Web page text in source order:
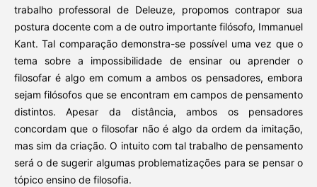
trabalho professoral de Deleuze, propomos contrapor sua
postura docente com a de outro importante filósofo, Immanuel
Kant. Tal comparação demonstra-se possível uma vez que o
tema sobre a impossibilidade de ensinar ou aprender o
filosofar é algo em comum a ambos os pensadores, embora
sejam filósofos que se encontram em campos de pensamento
distintos. Apesar da distância, ambos os pensadores
concordam que o filosofar não é algo da ordem da imitação,
mas sim da criação. O intuito com tal trabalho de pensamento
será o de sugerir algumas problematizações para se pensar o
tópico ensino de filosofia.